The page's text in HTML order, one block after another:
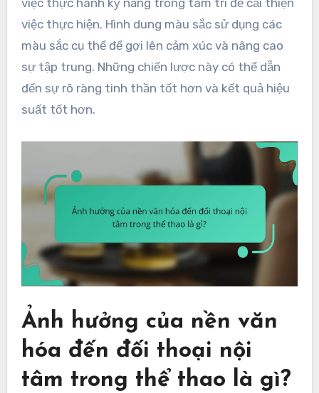
việc thực hành kỹ năng trong tâm trí để cải thiện
việc thực hiện. Hình dung màu sắc sử dụng các
màu sắc cụ thể để gợi lên cảm xúc và nâng cao
sự tập trung. Những chiến lược này có thể dẫn
đến sự rõ ràng tinh thần tốt hơn và kết quả hiệu
suất tốt hơn.
Ảnh hưởng của nền văn
hóa đến đối thoại nội
tâm trong thể thao là gì?